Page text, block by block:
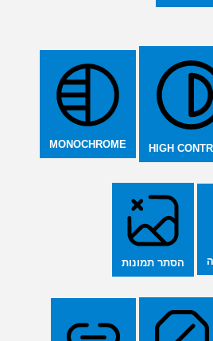
HIGH
MONOCHROME
הסתר תמונות